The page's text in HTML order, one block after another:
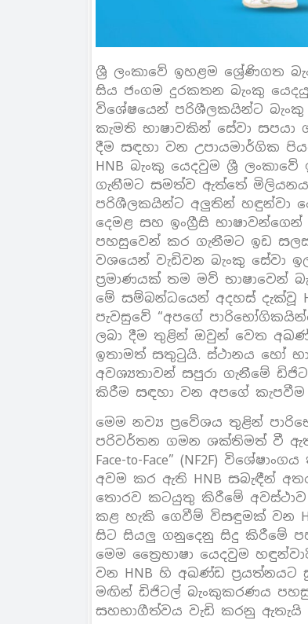
ශ්‍රී ලංකාවේ ඉහළම ශ්‍රේණිගත
සිය ජංගම දුරකතන බැංකු
විශේෂයෙන් පරිශීලකයින්ට
කැමති භාෂාවකින් සේවා
දීම සඳහා වන උපායමාර්ගික
HNB බැංකු යෙදවුම ශ්‍රී
ගැනීමට සමත්ව ඇත්තේ
පරිශීලකයින්ට අලුතින් හඳුන්වා
දෙමළ සහ ඉංග්‍රීසි
පහසුවෙන් කර ගැනීමට ඉඩ
වශයෙන් වැඩිවන බැංකු සේවා
ප්‍රමාණයක් තම මව් භාෂාවෙන්
මේ සම්බන්ධයෙන් අදහස් දැක්වූ
පැවසුවේ “අපගේ
ලබා දීම තුළින් ඔවුන් වෙත
ඉතාමත් සතුටුයි. ස්ථානය හෝ
අවශ්‍යතාවන් සපුරා ගැනීමේ
කිරීම සඳහා වන අපගේ
මෙම නව්‍ය ප්‍රවේශය තුළින්
පරිවර්තන ගමන ශක්තිමත් වී
Face-to-Face” (NF2F)
අවම කර ඇති HNB සබැඳීන්
තොරව කටයුතු කිරීමේ
කළ හැකි ගෙවීම් විසඳුමක් වන
සිට සියලු ගනුදෙනු සිදු කිරීමේ
මෙම ත්‍රෛභාෂා යෙදවුම
වන HNB හි අඛණ්ඩ
මඟින් ඩිජිටල් බැංකුකරණය
සහභාගීත්වය වැඩි කරනු ඇතැයි